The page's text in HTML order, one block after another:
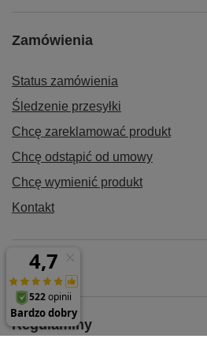
Zamówienia
Status zamówienia
Śledzenie przesyłki
Chcę zareklamować produkt
Chcę odstąpić od umowy
Chcę wymienić produkt
Kontakt
Konto
Regulaminy